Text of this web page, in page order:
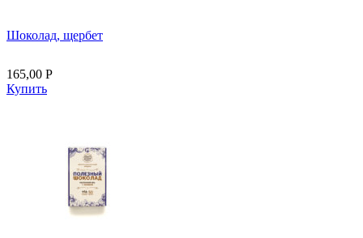
Шоколад, щербет
165,00 Р
Купить